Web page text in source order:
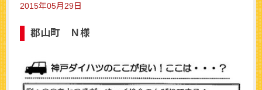
2015年05月29日
郡山町 Ｎ様